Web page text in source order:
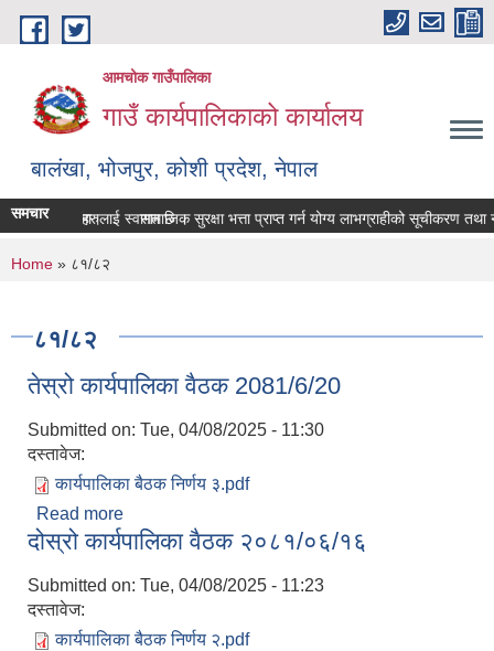
Skip to main content
आमचोक गाउँपालिका
गाउँ कार्यपालिकाको कार्यालय
बालंखा, भोजपुर, कोशी प्रदेश, नेपाल
मा यहाँहरुलाई स्वागत छ ।
समचार
गर्ने सम्बन्धमा। सामाजिक सुरक्षा भत्ता प्राप्‍त गर्न योग्य लाभग्राहीको सूचीकरण तथा
You are here
Home » ८१/८२
८१/८२
तेस्रो कार्यपालिका वैठक 2081/6/20
Submitted on: Tue, 04/08/2025 - 11:30
दस्तावेज:
कार्यपालिका बैठक निर्णय ३.pdf
Read more
दोस्रो कार्यपालिका वैठक २०८१/०६/१६
Submitted on: Tue, 04/08/2025 - 11:23
दस्तावेज:
कार्यपालिका बैठक निर्णय २.pdf